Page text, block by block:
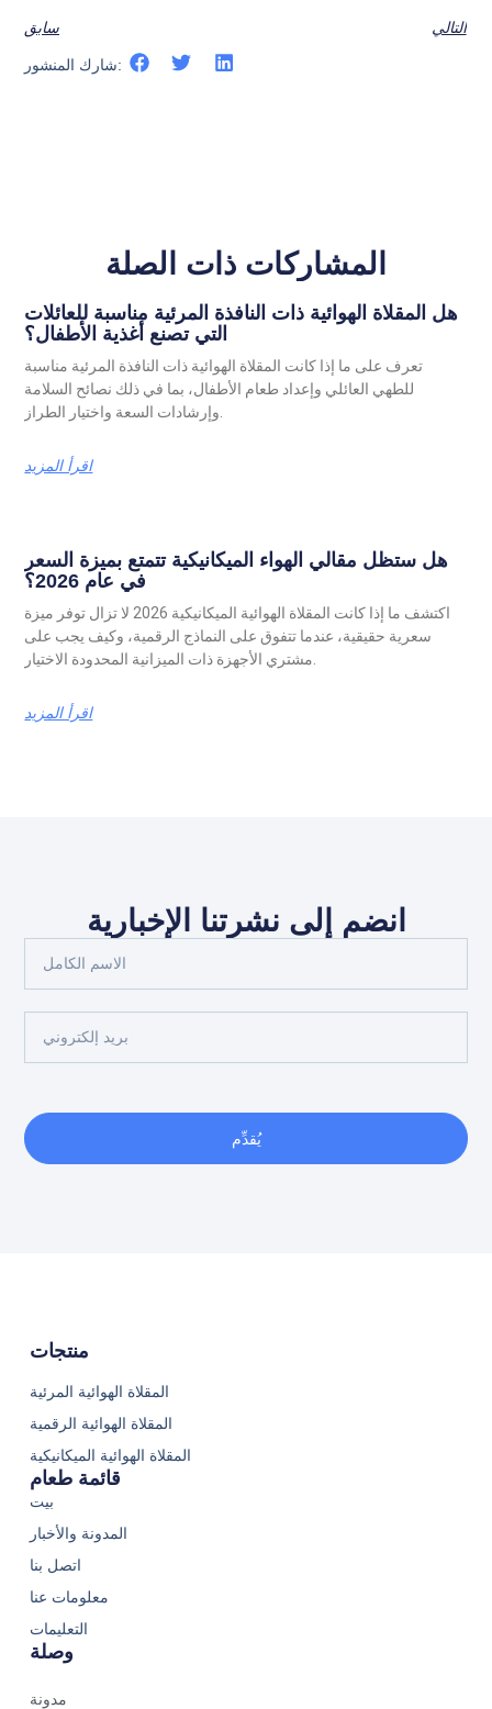
سابق التالي
شارك المنشور:
المشاركات ذات الصلة
هل المقلاة الهوائية ذات النافذة المرئية مناسبة للعائلات
التي تصنع أغذية الأطفال؟
تعرف على ما إذا كانت المقلاة الهوائية ذات النافذة المرئية مناسبة
للطهي العائلي وإعداد طعام الأطفال، بما في ذلك نصائح السلامة
وإرشادات السعة واختيار الطراز.
اقرأ المزيد
هل ستظل مقالي الهواء الميكانيكية تتمتع بميزة السعر
في عام 2026؟
اكتشف ما إذا كانت المقلاة الهوائية الميكانيكية 2026 لا تزال توفر ميزة
سعرية حقيقية، عندما تتفوق على النماذج الرقمية، وكيف يجب على
مشتري الأجهزة ذات الميزانية المحدودة الاختيار.
اقرأ المزيد
انضم إلى نشرتنا الإخبارية
يُقدِّم
منتجات
المقلاة الهوائية المرئية
المقلاة الهوائية الرقمية
المقلاة الهوائية الميكانيكية
قائمة طعام
بيت
المدونة والأخبار
اتصل بنا
معلومات عنا
التعليمات
وصلة
مدونة